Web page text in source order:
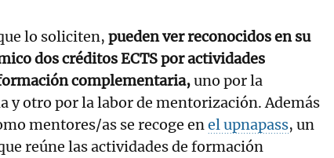
lo soliciten, pueden ver reconocidos en su
dos créditos ECTS por actividades
complementaria,uno por la
y otro por la labor de mentorización. Además
mentores/as se recoge enel upnapass, un
reúne las actividades de formación